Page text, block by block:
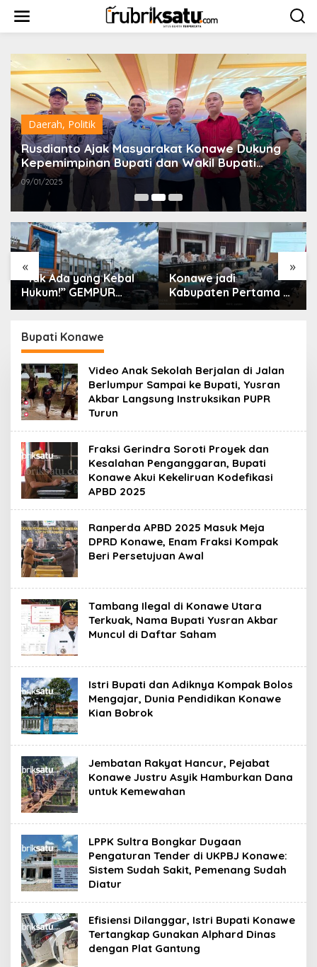
w
Daerah, Politik
Rusdianto Ajak Masyarakat Konawe Dukung
Kepemimpinan Bupati dan Wakil Bupati
Terpilih
09/01/2025
« »
“Tak Ada yang Kebal
Hukum!” GEMPUR
SULTRA Geruduk
Tanawali dan PT
Tadisangka, Siap
Kuasai Lahan Puuwatu
Konawe jadi
Kabupaten Pertama di
Sultra Miliki Aplikasi
Bupati Konawe
Video Anak Sekolah Berjalan di Jalan
Berlumpur Sampai ke Bupati, Yusran
Akbar Langsung Instruksikan PUPR
Turun
Fraksi Gerindra Soroti Proyek dan
Kesalahan Penganggaran, Bupati
Konawe Akui Kekeliruan Kodefikasi
APBD 2025
Ranperda APBD 2025 Masuk Meja
DPRD Konawe, Enam Fraksi Kompak
Beri Persetujuan Awal
Tambang Ilegal di Konawe Utara
Terkuak, Nama Bupati Yusran Akbar
Muncul di Daftar Saham
Istri Bupati dan Adiknya Kompak Bolos
Mengajar, Dunia Pendidikan Konawe
Kian Bobrok
Jembatan Rakyat Hancur, Pejabat
Konawe Justru Asyik Hamburkan Dana
untuk Kemewahan
LPPK Sultra Bongkar Dugaan
Pengaturan Tender di UKPBJ Konawe:
Sistem Sudah Sakit, Pemenang Sudah
Diatur
Efisiensi Dilanggar, Istri Bupati Konawe
Tertangkap Gunakan Alphard Dinas
dengan Plat Gantung